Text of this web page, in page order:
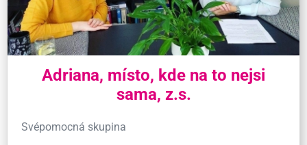
Adriana, místo, kde na to nejsi
sama, z.s.
Svépomocná skupina